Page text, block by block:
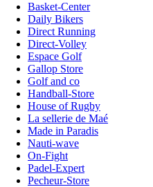
Basket-Center
Daily Bikers
Direct Running
Direct-Volley
Espace Golf
Gallop Store
Golf and co
Handball-Store
House of Rugby
La sellerie de Maé
Made in Paradis
Nauti-wave
On-Fight
Padel-Expert
Pecheur-Store